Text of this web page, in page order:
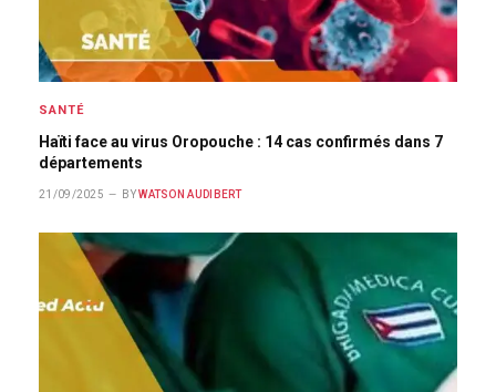
SANTÉ
Haïti face au virus Oropouche : 14 cas confirmés dans 7
départements
21/09/2025 BY WATSON AUDIBERT